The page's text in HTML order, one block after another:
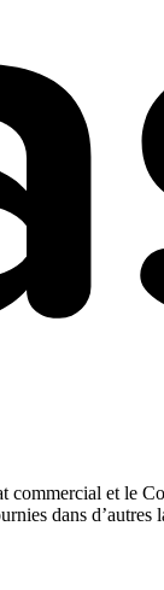
et le
dans d’autres